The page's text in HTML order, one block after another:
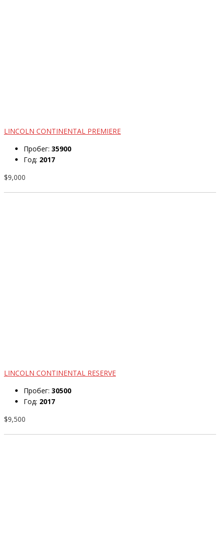
LINCOLN CONTINENTAL PREMIERE
Пробег: 35900
Год: 2017
$9,000
LINCOLN CONTINENTAL RESERVE
Пробег: 30500
Год: 2017
$9,500